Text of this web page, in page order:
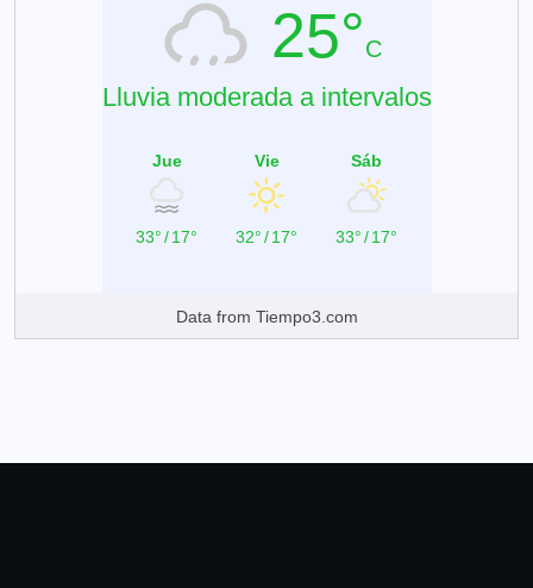
25°C
Lluvia moderada a intervalos
Jue
33°/17°
Vie
32°/17°
Sáb
33°/17°
Data from Tiempo3.com